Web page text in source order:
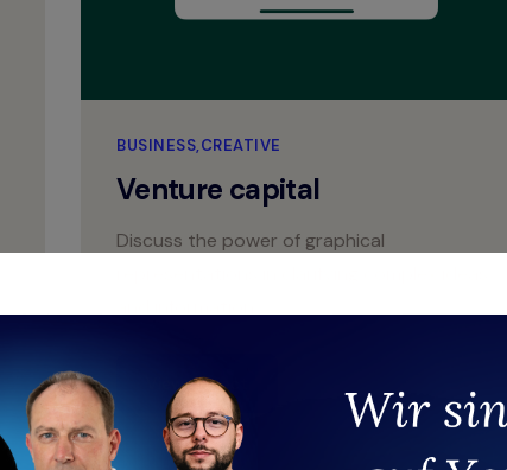
BUSINESS CREATIVE
Venture capital
Discuss the power of graphical
View project